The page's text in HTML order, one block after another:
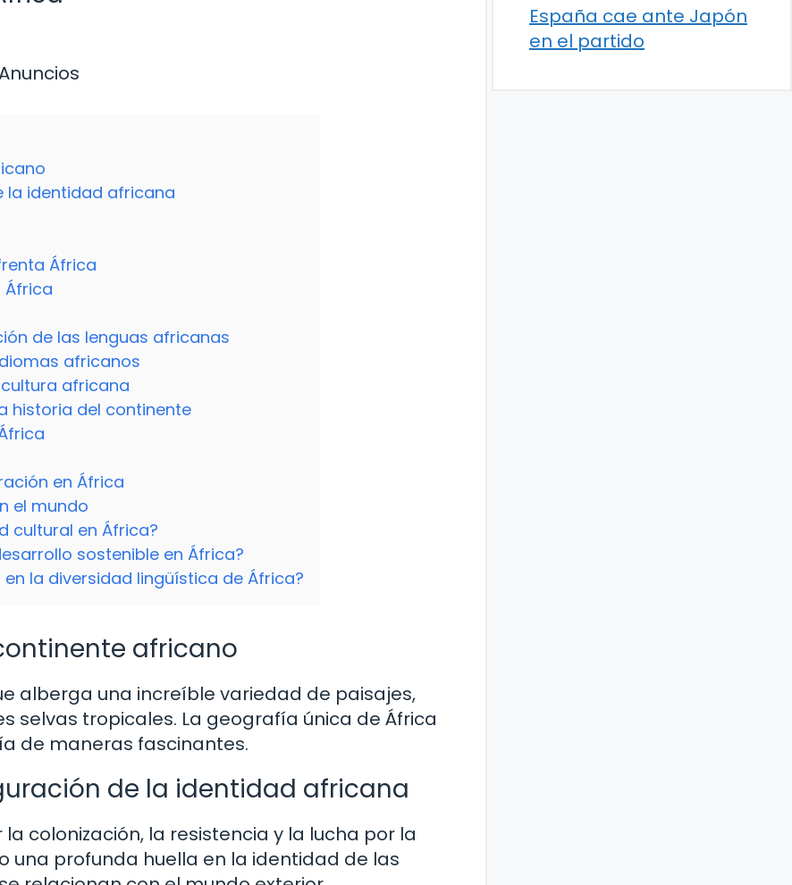
la identidad africana
África
África
de las lenguas africanas
africanos
africana
historia del continente
en África
el mundo
cultural en África?
sostenible en África?
la diversidad lingüística de África?
africano
alberga una increíble variedad de paisajes,
selvas tropicales. La geografía única de África
de maneras fascinantes.
de la identidad africana
colonización, la resistencia y la lucha por la
una profunda huella en la identidad de las
España cae ante Japón
en el partido